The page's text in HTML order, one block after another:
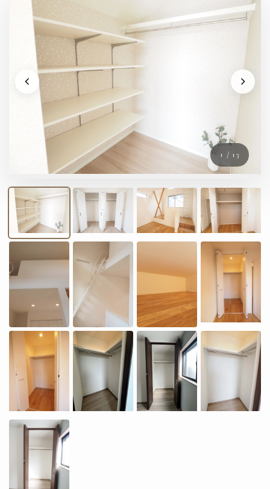
1 / 13